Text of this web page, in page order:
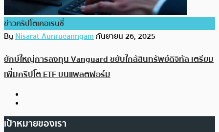
ข่าวคริปโตเคอเรนซี่
ByNisarat Aunrueanngamกันยายน 26, 2025
ยักษ์ใหญ่การลงทุน Vanguard ขยับใกล้สินทรัพย์ดิจิทัล เตรียม
เพิ่มคริปโต ETF บนแพลตฟอร์ม
เป้าหมายของเรา